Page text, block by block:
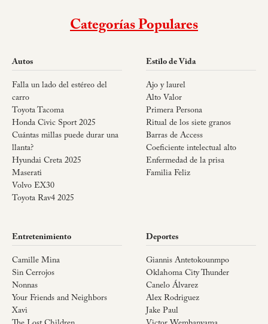
Categorías Populares
Autos
Falla un lado del estéreo del
carro
Toyota Tacoma
Honda Civic Sport 2025
Cuántas millas puede durar una
llanta?
Hyundai Creta 2025
Maserati
Volvo EX30
Toyota Rav4 2025
Estilo de Vida
Ajo y laurel
Alto Valor
Primera Persona
Ritual de los siete granos
Barras de Access
Coeficiente intelectual alto
Enfermedad de la prisa
Familia Feliz
Entretenimiento
Camille Mina
Sin Cerrojos
Nonnas
Your Friends and Neighbors
Xavi
Deportes
Giannis Antetokounmpo
Oklahoma City Thunder
Canelo Álvarez
Alex Rodriguez
Jake Paul